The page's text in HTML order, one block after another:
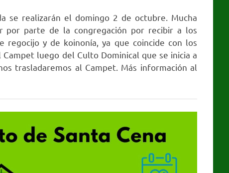
se realizarán el domingo 2 de octubre. Mucha
por parte de la congregación por recibir a los
regocijo y de koinonía, ya que coincide con los
luego del Culto Dominical que se inicia a
trasladaremos al Campet. Más información al